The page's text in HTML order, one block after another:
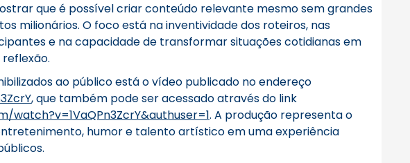
que é possível criar conteúdo relevante mesmo sem grandes
milionários. O foco está na inventividade dos roteiros, nas
e na capacidade de transformar situações cotidianas em
ao público está o vídeo publicado no endereço
, que também pode ser acessado através do link
watch?v=1VaQPn3ZcrY&authuser=1. A produção representa o
humor e talento artístico em uma experiência